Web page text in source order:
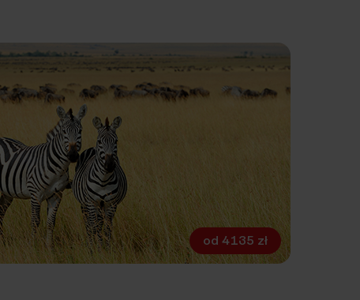
od 4135 zł